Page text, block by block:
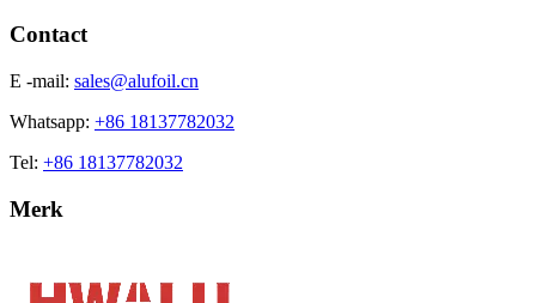
Contact
E -mail: sales@alufoil.cn
Whatsapp: +86 18137782032
Tel: +86 18137782032
Merk